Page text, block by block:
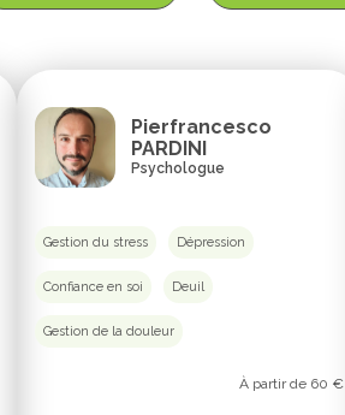
Pierfrancesco
PARDINI
Psychologue
Gestion du stress Dépression
Confiance en soi Deuil
Gestion de la douleur
À partir de 60 €